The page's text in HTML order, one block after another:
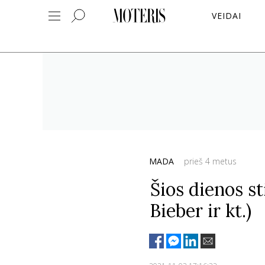
VEIDAI
MADA prieš 4 metus
Šios dienos
Bieber ir kt.)